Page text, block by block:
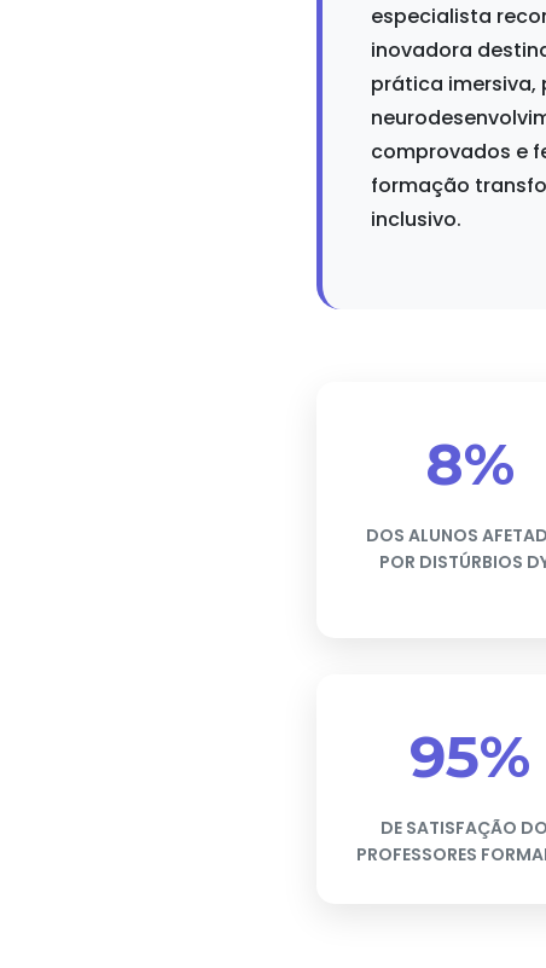
especialista
inovadora
prática imersiva,
comprovados e
formação
inclusivo.
8%
DOS ALUNOS
POR DISTÚRBIOS
95%
DE SATISFAÇÃO
PROFESSORES